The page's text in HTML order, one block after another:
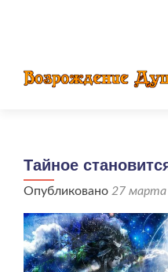
Тайное
Опубликовано 27